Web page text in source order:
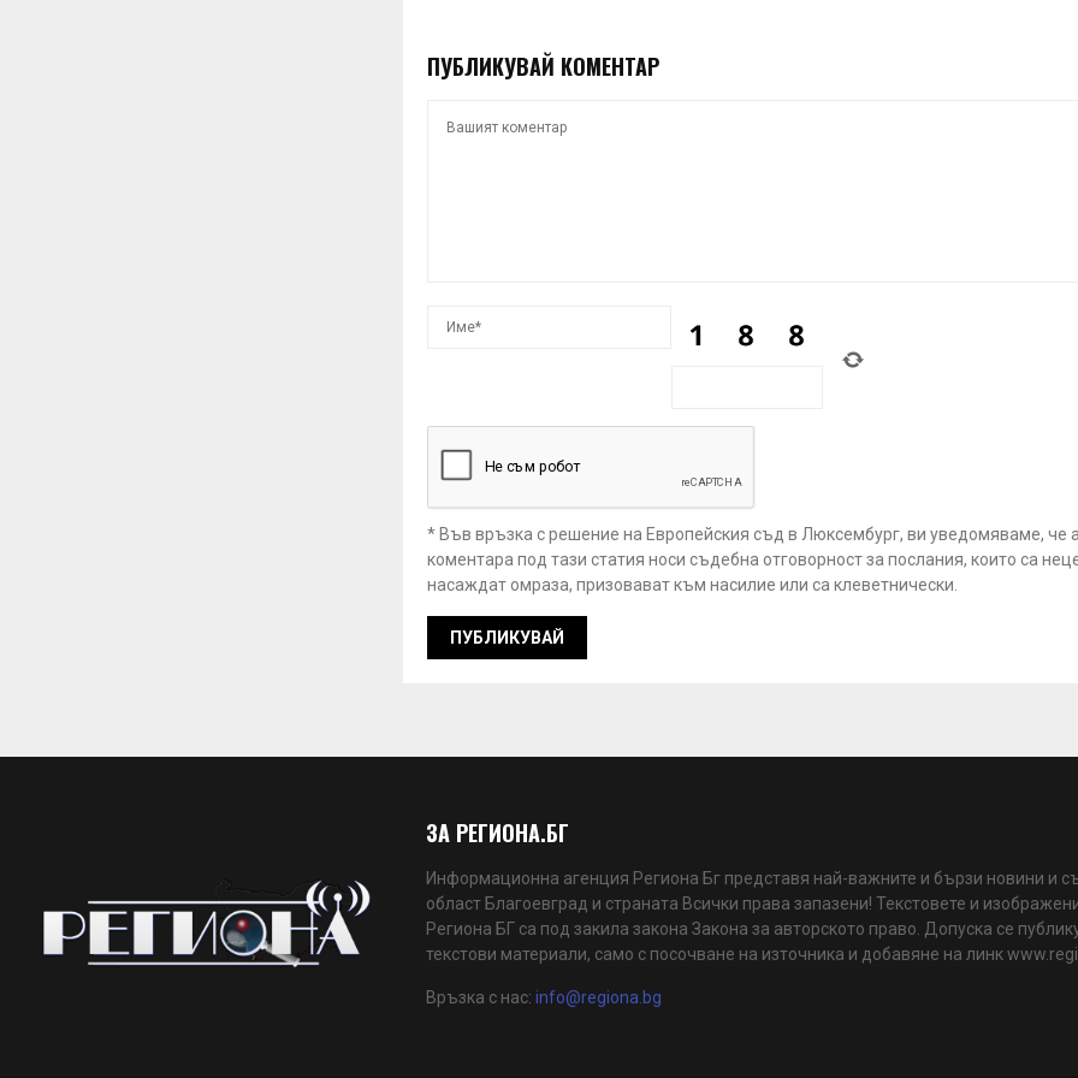
ПУБЛИКУВАЙ КОМЕНТАР
* Във връзка с решение на Европейския съд в Люксембург, ви уведомяваме, че
коментара под тази статия носи съдебна отговорност за послания, които са
насаждат омраза, призовават към насилие или са клеветнически.
ЗА РЕГИОНА.БГ
Информационна агенция Региона Бг представя най-важните и бързи новини и
област Благоевград и страната Всички права запазени! Текстовете и
Региона БГ са под закила закона Закона за авторското право. Допуска се
текстови материали, само с посочване на източника и добавяне на линк
Връзка с нас: info@regiona.bg